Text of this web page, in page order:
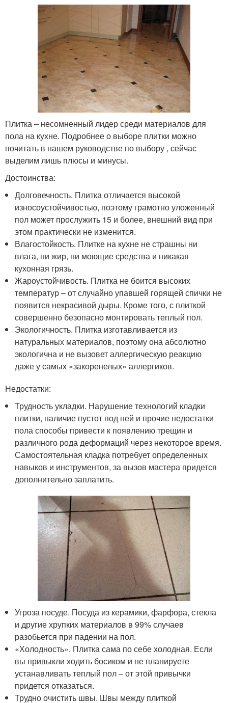
Плитка – несомненный лидер среди материалов для
пола на кухне. Подробнее о выборе плитки можно
почитать в нашем руководстве по выбору , сейчас
выделим лишь плюсы и минусы.
Достоинства:
Долговечность. Плитка отличается высокой
износоустойчивостью, поэтому грамотно уложенный
пол может прослужить 15 и более, внешний вид при
этом практически не изменится.
Влагостойкость. Плитке на кухне не страшны ни
влага, ни жир, ни моющие средства и никакая
кухонная грязь.
Жароустойчивость. Плитка не боится высоких
температур – от случайно упавшей горящей спички не
появится некрасивой дыры. Кроме того, с плиткой
совершенно безопасно монтировать теплый пол.
Экологичность. Плитка изготавливается из
натуральных материалов, поэтому она абсолютно
экологична и не вызовет аллергическую реакцию
даже у самых «закоренелых» аллергиков.
Недостатки:
Трудность укладки. Нарушение технологий кладки
плитки, наличие пустот под ней и прочие недостатки
пола способы привести к появлению трещин и
различного рода деформаций через некоторое время.
Самостоятельная кладка потребует определенных
навыков и инструментов, за вызов мастера придется
дополнительно заплатить.
Угроза посуде. Посуда из керамики, фарфора, стекла
и другие хрупких материалов в 99% случаев
разобьется при падении на пол.
«Холодность». Плитка сама по себе холодная. Если
вы привыкли ходить босиком и не планируете
устанавливать теплый пол – от этой привычки
придется отказаться.
Трудно очистить швы. Швы между плиткой